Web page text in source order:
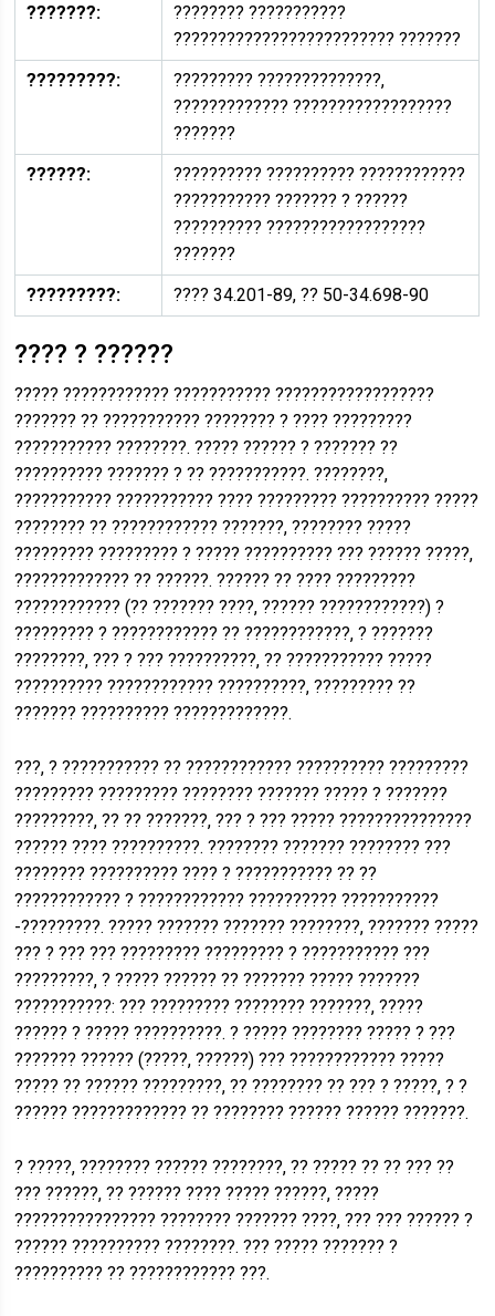
???????:
???????? ???????????
????????????????????????? ???????
?????????:
????????? ??????????????,
????????????? ??????????????????
???????
??????:
?????????? ?????????? ????????????
??????????? ??????? ? ??????
?????????? ??????????????????
???????
?????????:
???? 34.201-89, ?? 50-34.698-90
???? ? ??????
????? ???????????? ??????????? ??????????????????
??????? ?? ??????????? ???????? ? ???? ?????????
??????????? ????????. ????? ?????? ? ??????? ??
?????????? ??????? ? ?? ???????????. ????????,
??????????? ??????????? ???? ????????? ?????????? ?????
???????? ?? ???????????? ???????, ???????? ?????
????????? ????????? ? ????? ?????????? ??? ?????? ?????,
????????????? ?? ??????. ?????? ?? ???? ?????????
???????????? (?? ??????? ????, ?????? ????????????) ?
????????? ? ???????????? ?? ????????????, ? ???????
????????, ??? ? ??? ??????????, ?? ??????????? ?????
?????????? ???????????? ??????????, ????????? ??
??????? ?????????? ?????????????.
???, ? ??????????? ?? ???????????? ?????????? ?????????
????????? ????????? ???????? ??????? ????? ? ???????
?????????, ?? ?? ???????, ??? ? ??? ????? ???????????????
?????? ???? ??????????. ???????? ??????? ???????? ???
???????? ?????????? ???? ? ??????????? ?? ??
???????????? ? ???????????? ?????????? ???????????
-?????????. ????? ??????? ??????? ????????, ??????? ?????
??? ? ??? ??? ????????? ????????? ? ??????????? ???
?????????, ? ????? ?????? ?? ??????? ????? ???????
???????????: ??? ????????? ???????? ???????, ?????
?????? ? ????? ??????????. ? ????? ???????? ????? ? ???
??????? ?????? (?????, ??????) ??? ???????????? ?????
????? ?? ?????? ?????????, ?? ???????? ?? ??? ? ?????, ? ?
?????? ????????????? ?? ???????? ?????? ?????? ???????.
? ?????, ???????? ?????? ????????, ?? ????? ?? ?? ??? ??
??? ??????, ?? ?????? ???? ????? ??????, ?????
???????????????? ???????? ??????? ????, ??? ??? ?????? ?
?????? ?????????? ????????. ??? ????? ??????? ?
?????????? ?? ???????????? ???.